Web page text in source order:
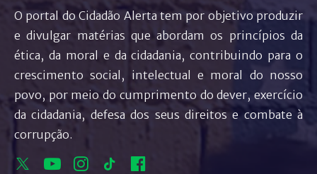
O portal do Cidadão Alerta tem por objetivo produzir
e divulgar matérias que abordam os princípios da
ética, da moral e da cidadania, contribuindo para o
crescimento social, intelectual e moral do nosso
povo, por meio do cumprimento do dever, exercício
da cidadania, defesa dos seus direitos e combate à
corrupção.